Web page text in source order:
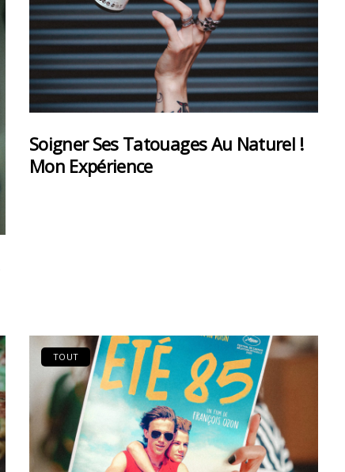
Soigner Ses Tatouages Au Naturel !
Mon Expérience
TOUT